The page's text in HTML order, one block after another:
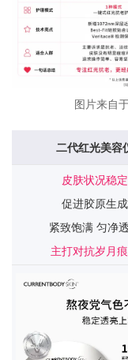
图片来自
二代红光美容
皮肤状况稳定
促进胶原生成
紧致饱满 匀净
主打对抗岁月